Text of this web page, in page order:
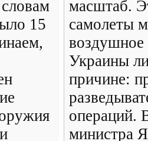
15
масштаб.
самолеты
воздушное
Украины
причине:
операций.
министра